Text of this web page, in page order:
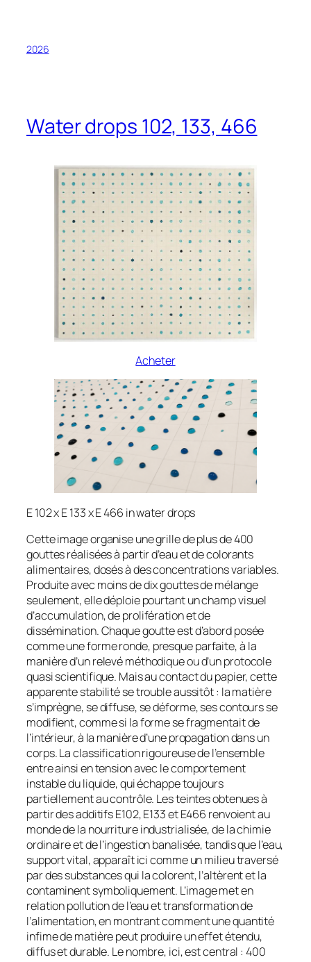
2026
Water drops 102, 133, 466
Acheter
E 102 x E 133 x E 466 in water drops
Cette image organise une grille de plus de 400
gouttes réalisées à partir d’eau et de colorants
alimentaires, dosés à des concentrations variables.
Produite avec moins de dix gouttes de mélange
seulement, elle déploie pourtant un champ visuel
d’accumulation, de prolifération et de
dissémination. Chaque goutte est d’abord posée
comme une forme ronde, presque parfaite, à la
manière d’un relevé méthodique ou d’un protocole
quasi scientifique. Mais au contact du papier, cette
apparente stabilité se trouble aussitôt : la matière
s’imprègne, se diffuse, se déforme, ses contours se
modifient, comme si la forme se fragmentait de
l’intérieur, à la manière d’une propagation dans un
corps. La classification rigoureuse de l’ensemble
entre ainsi en tension avec le comportement
instable du liquide, qui échappe toujours
partiellement au contrôle. Les teintes obtenues à
partir des additifs E102, E133 et E466 renvoient au
monde de la nourriture industrialisée, de la chimie
ordinaire et de l’ingestion banalisée, tandis que l’eau,
support vital, apparaît ici comme un milieu traversé
par des substances qui la colorent, l’altèrent et la
contaminent symboliquement. L’image met en
relation pollution de l’eau et transformation de
l’alimentation, en montrant comment une quantité
infime de matière peut produire un effet étendu,
diffus et durable. Le nombre, ici, est central : 400